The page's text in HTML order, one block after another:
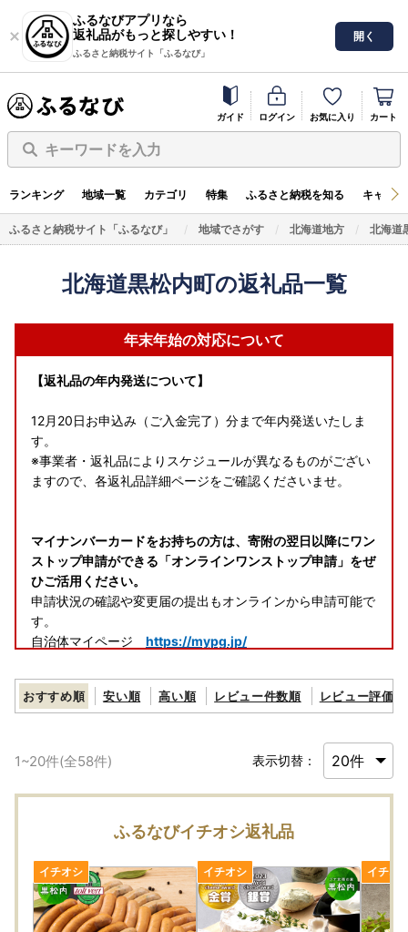
ふるなびアプリなら
返礼品がもっと探しやすい！
ふるさと納税サイト「ふるなび」
開く
ガイド ログイン お気に入り カート
キーワードを入力
ランキング 地域一覧 カテゴリ 特集 ふるさと納税を知る キャン
ふるさと納税サイト「ふるなび」 地域でさがす 北海道地方 北海道
北海道黒松内町の返礼品一覧
年末年始の対応について
【返礼品の年内発送について】
12月20日お申込み（ご入金完了）分まで年内発送いたしま
す。
※事業者・返礼品によりスケジュールが異なるものがござい
ますので、各返礼品詳細ページをご確認くださいませ。
マイナンバーカードをお持ちの方は、寄附の翌日以降にワン
ストップ申請ができる「オンラインワンストップ申請」をぜ
ひご活用ください。
申請状況の確認や変更届の提出もオンラインから申請可能で
す。
自治体マイページ https://mypg.jp/
◆ご寄附に関するお問合せ先◆
黒松内町ふるさと納税コールセンター
TEL：011-887-7373 Mail：
customer@souplesse.jp
おすすめ順 安い順 高い順 レビュー件数順 レビュー評価順
1~20件(全58件) 表示切替：
ふるなびイチオシ返礼品